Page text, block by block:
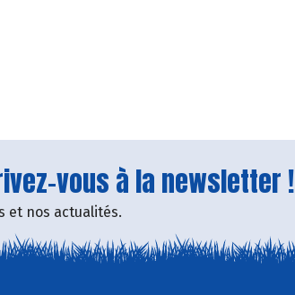
vous à la newsletter !
et nos actualités.